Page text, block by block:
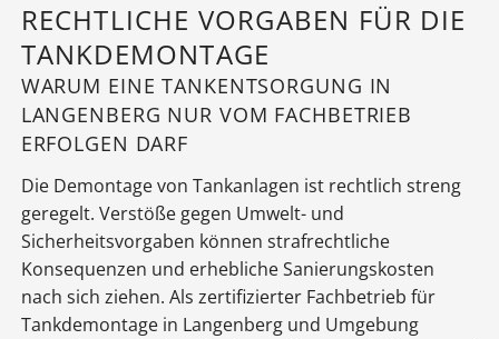
RECHTLICHE VORGABEN FÜR DIE
TANKDEMONTAGE
WARUM EINE TANKENTSORGUNG IN
LANGENBERG NUR VOM FACHBETRIEB
ERFOLGEN DARF
Die Demontage von Tankanlagen ist rechtlich streng
geregelt. Verstöße gegen Umwelt- und
Sicherheitsvorgaben können strafrechtliche
Konsequenzen und erhebliche Sanierungskosten
nach sich ziehen. Als zertifizierter Fachbetrieb für
Tankdemontage in Langenberg und Umgebung